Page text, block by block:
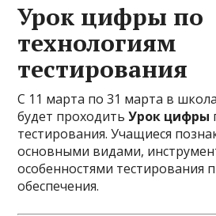
Урок цифры по
технологиям
тестирования
С 11 марта по 31 марта в
будет проходитьУрок цифры
тестирования. Учащиеся
основными видами,
особенностями тестирования
обеспечения.